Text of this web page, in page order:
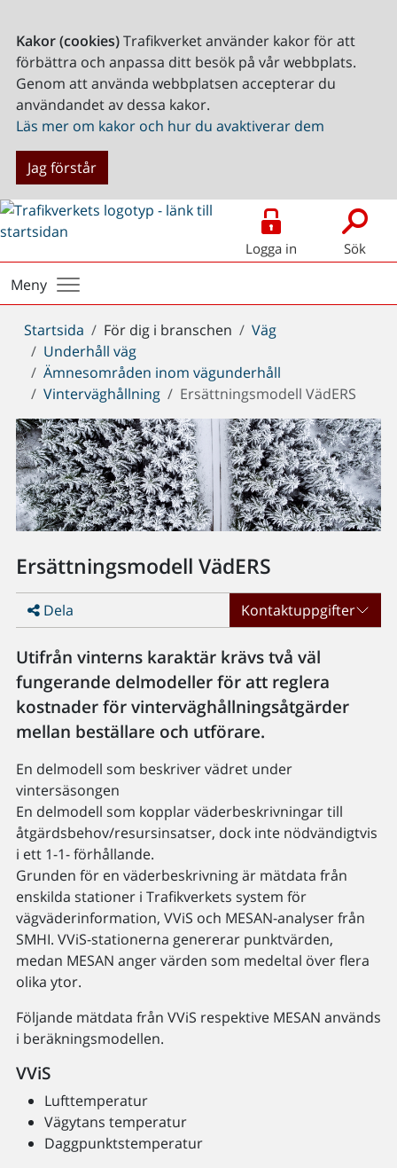
Kakor (cookies)Trafikverket använder kakor för att
förbättra och anpassa ditt besök på vår webbplats.
Genom att använda webbplatsen accepterar du
användandet av dessa kakor.
Läs mer om kakor och hur du avaktiverar dem
Jag förstår
Logga in Sök
Meny
Du
är
här:
Startsida För dig i branschen
Väg
Underhåll väg
Ämnesområden inom vägunderhåll
Vinterväghållning
Ersättningsmodell VädERS
Ersättningsmodell VädERS
Dela Kontaktuppgifter
Utifrån vinterns karaktär krävs två väl
fungerande delmodeller för att reglera
kostnader för vinterväghållningsåtgärder
mellan beställare och utförare.
En delmodell som beskriver vädret under
vintersäsongen
En delmodell som kopplar väderbeskrivningar till
åtgärdsbehov/resursinsatser, dock inte nödvändigtvis
i ett 1-1- förhållande.
Grunden för en väderbeskrivning är mätdata från
enskilda stationer i Trafikverkets system för
vägväderinformation, VViS och MESAN-analyser från
SMHI. VViS-stationerna genererar punktvärden,
medan MESAN anger värden som medeltal över flera
olika ytor.
Följande mätdata från VViS respektive MESAN används
i beräkningsmodellen.
VViS
Lufttemperatur
Vägytans temperatur
Daggpunktstemperatur